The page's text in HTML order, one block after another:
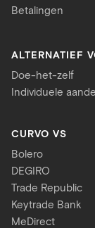
Betalingen
ALTERNATIEF
Doe-het-zelf
Individuele
CURVO VS
Bolero
DEGIRO
Trade Republic
Keytrade Bank
MeDirect